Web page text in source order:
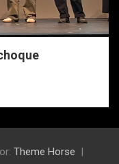
Theme Horse